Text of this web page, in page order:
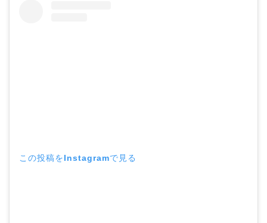
この投稿をInstagramで見る